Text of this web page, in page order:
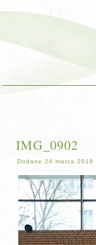
IMG_0902
Dodane 24 marca 2018